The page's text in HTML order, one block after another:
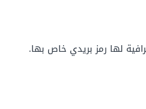
لها رمز بريدي خاص بها.